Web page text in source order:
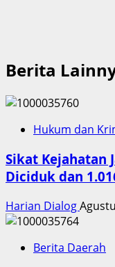
Berita
Hukum dan
Sikat Kejahatan
Diciduk dan
Harian Dialog
Berita Daerah